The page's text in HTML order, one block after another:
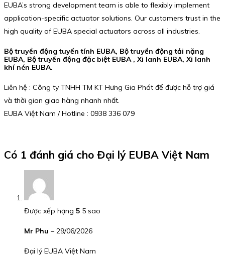
EUBA’s strong development team is able to flexibly implement
application-specific actuator solutions. Our customers trust in the
high quality of EUBA special actuators across all industries.
Bộ truyền động tuyến tính EUBA, Bộ truyền động tải nặng
EUBA, Bộ truyền động đặc biệt EUBA , Xi lanh EUBA, Xi lanh
khí nén EUBA.
Liên hệ : Công ty TNHH TM KT Hưng Gia Phát để được hỗ trợ giá
và thời gian giao hàng nhanh nhất.
EUBA Việt Nam / Hotline : 0938 336 079
Có 1 đánh giá cho Đại lý EUBA Việt Nam
Được xếp hạng 5 5 sao
Mr Phu – 29/06/2026
Đại lý EUBA Việt Nam